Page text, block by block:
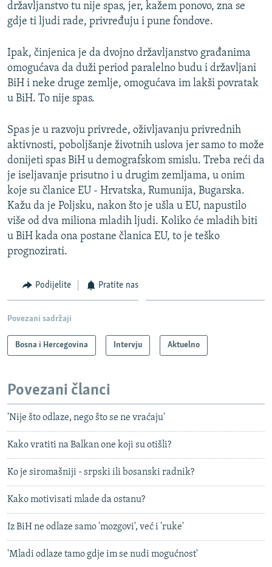
državljanstvo tu nije spas, jer, kažem ponovo, zna se
gdje ti ljudi rade, privređuju i pune fondove.
Ipak, činjenica je da dvojno državljanstvo građanima
omogućava da duži period paralelno budu i državljani
BiH i neke druge zemlje, omogućava im lakši povratak
u BiH. To nije spas.
Spas je u razvoju privrede, oživljavanju privrednih
aktivnosti, poboljšanje životnih uslova jer samo to može
donijeti spas BiH u demografskom smislu. Treba reći da
je iseljavanje prisutno i u drugim zemljama, u onim
koje su članice EU - Hrvatska, Rumunija, Bugarska.
Kažu da je Poljsku, nakon što je ušla u EU, napustilo
više od dva miliona mladih ljudi. Koliko će mladih biti
u BiH kada ona postane članica EU, to je teško
prognozirati.
Podijelite Pratite nas
Povezani sadržaji
Bosna i Hercegovina Intervju Aktuelno
Povezani članci
'Nije što odlaze, nego što se ne vraćaju'
Kako vratiti na Balkan one koji su otišli?
Ko je siromašniji - srpski ili bosanski radnik?
Kako motivisati mlade da ostanu?
Iz BiH ne odlaze samo 'mozgovi', već i 'ruke'
'Mladi odlaze tamo gdje im se nudi mogućnost'